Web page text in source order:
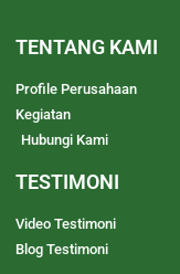
TENTANG KAMI
Profile Perusahaan
Kegiatan
Hubungi Kami
TESTIMONI
Video Testimoni
Blog Testimoni